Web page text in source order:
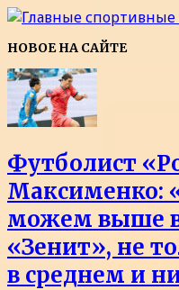
НОВОЕ НА САЙТЕ
Футболист
Максименко:
можем выше
«Зенит», не
в среднем и